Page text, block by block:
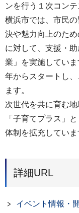
ンを行う１次コンテ
横浜市では、市民
決や魅力向上のた
に対して、支援・
業」を実施してい
年からスタートし
ます。
次世代を共に育む
「子育てプラス」
体制を拡充していま
詳細URL
イベント情報・